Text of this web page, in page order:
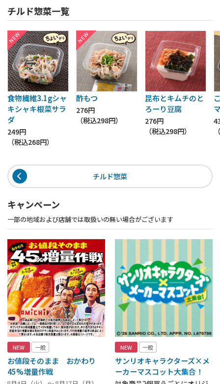
チルド惣菜一覧
食物繊維3.1gシャ
キシャキ根菜サラ
ダ
249円
（税込268円）
酢もつ
276円
（税込298円）
昆布とキムチのと
ろーり豆腐
276円
（税込298円）
チルド惣菜
キャンペーン
一部の地域および店舗では取扱いの無い場合がございます
NEW 一般
お値段そのまま おかわり
45%増量作戦
NEW 一般
サンリオキャラクターズ×メ
ーカーマスコット大集合！